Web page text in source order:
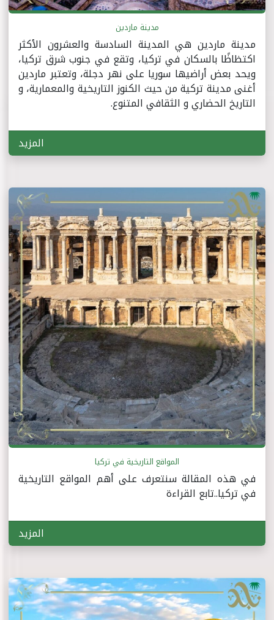
مدينة ماردين
مدينة ماردين هي المدينة السادسة والعشرون الأكثر
اكتظاظًا بالسكان في تركيا، وتقع في جنوب شرق تركيا،
ويحد بعض أراضيها سوريا على نهر دجلة، وتعتبر ماردين
أغنى مدينة تركية من حيث الكنوز التاريخية والمعمارية، و
التاريخ الحضاري و الثقافي المتنوع.
المزيد
المواقع التاريخية في تركيا
في هذه المقالة سنتعرف على أهم المواقع التاريخية
في تركيا..تابع القراءة
المزيد